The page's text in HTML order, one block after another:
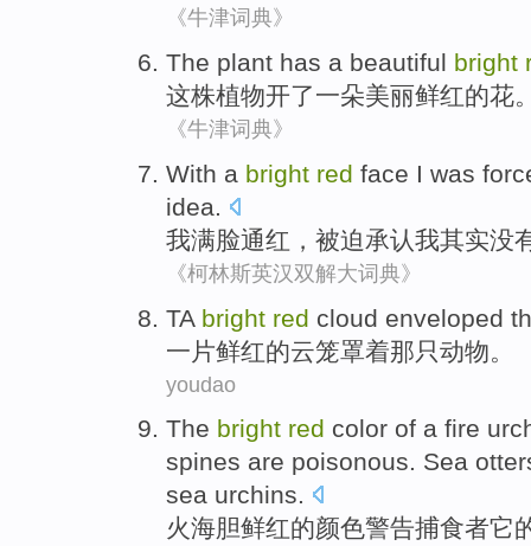
《牛津词典》
The plant has a beautiful bright
这株植物开了一朵美丽鲜红的花
《牛津词典》
With a bright red face I was
idea.
我满脸通红 ， 被迫承认我其实没
《柯林斯英汉双解大词典》
TA bright red cloud enveloped
一片鲜红的云笼罩着那 只动物 。
youdao
The bright red color of a fire
spines are poisonous. Sea
sea urchins.
火海胆鲜红的颜色警告捕食者它